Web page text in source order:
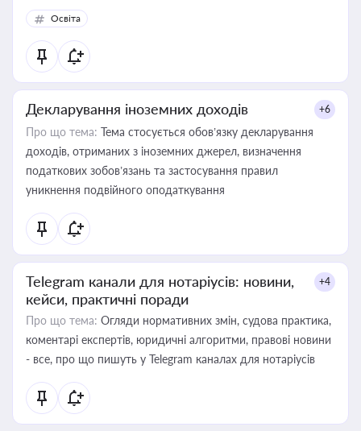
Освіта
Декларування іноземних доходів +6
Про що тема: Тема стосується обов’язку декларування
доходів, отриманих з іноземних джерел, визначення
податкових зобов’язань та застосування правил
уникнення подвійного оподаткування
Telegram канали для нотаріусів: новини,
кейси, практичні поради
+4
Про що тема: Огляди нормативних змін, судова практика,
коментарі експертів, юридичні алгоритми, правові новини
- все, про що пишуть у Telegram каналах для нотаріусів